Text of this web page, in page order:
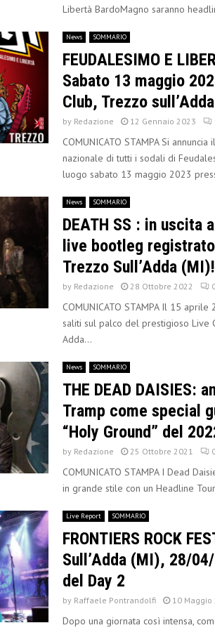
Libertà BardoMagno saranno
News SOMMARIO
FEUDALESIMO E
Sabato 13 maggio
Club, Trezzo
by Redazione 12 Gennaio 2023
COMUNICATO STAMPA Si
nazionale di tutti i sodali di
luogo sabato 13 maggio 2023
News SOMMARIO
DEATH SS : in uscita
live bootleg
Trezzo Sull’Adda (MI)!
by Redazione 28 Ottobre 2022
COMUNICATO STAMPA Il 15 aprile
saliti sul palco del prestigioso Live
Adda...
News SOMMARIO
THE DEAD DAISIES:
Tramp come special
“Holy Ground” del
by Redazione 25 Ottobre 2021
COMUNICATO STAMPA I Dead
in grande stile con un Headline
Live Report SOMMARIO
FRONTIERS ROCK
Sull’Adda (MI), 28/
del Day 2
by Raffaele Pontrandolfi 10 Maggio
Dopo una giornata così intensa,